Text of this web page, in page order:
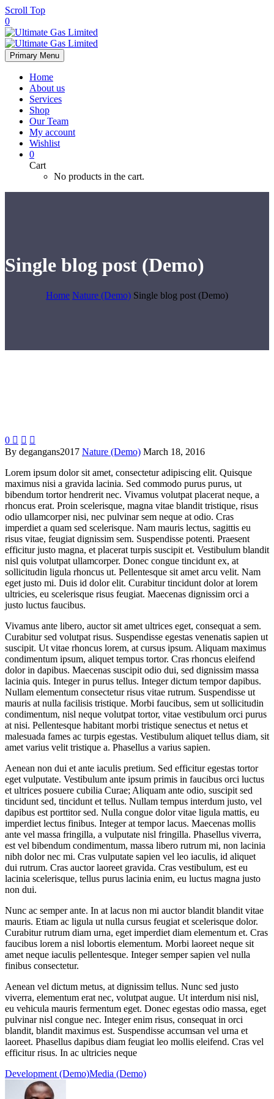
Scroll Top
0
Primary Menu
Home
About us
Services
Shop
Our Team
My account
Wishlist
0
Cart
No products in the cart.
Single blog post (Demo)
Home Nature (Demo) Single blog post (Demo)
0   
By degangans2017 Nature (Demo) March 18, 2016
Lorem ipsum dolor sit amet, consectetur adipiscing elit. Quisque
maximus nisi a gravida lacinia. Sed commodo purus purus, ut
bibendum tortor hendrerit nec. Vivamus volutpat placerat neque, a
rhoncus erat. Proin scelerisque, magna vitae blandit tristique, risus
odio ullamcorper nisi, nec pulvinar sem neque at odio. Cras
imperdiet a quam sed scelerisque. Nam mauris lectus, sagittis eu
risus vitae, feugiat dignissim sem. Suspendisse potenti. Praesent
efficitur justo magna, et placerat turpis suscipit et. Vestibulum blandit
nisl quis volutpat ullamcorper. Donec congue tincidunt ex, at
sollicitudin ligula rhoncus ut. Pellentesque sit amet arcu velit. Nam
eget justo mi. Duis id dolor elit. Curabitur tincidunt dolor at lorem
ultricies, eu scelerisque risus feugiat. Maecenas dignissim orci a
justo luctus faucibus.
Vivamus ante libero, auctor sit amet ultrices eget, consequat a sem.
Curabitur sed volutpat risus. Suspendisse egestas venenatis sapien ut
suscipit. Ut vitae rhoncus lorem, at cursus ipsum. Aliquam maximus
condimentum ipsum, aliquet tempus tortor. Cras rhoncus eleifend
dolor in dapibus. Maecenas suscipit odio dui, sed dignissim massa
lacinia quis. Integer in purus tellus. Integer dictum tempor dapibus.
Nullam elementum consectetur risus vitae rutrum. Suspendisse ut
mauris at nulla facilisis tristique. Morbi faucibus, sem ut sollicitudin
condimentum, nisl neque volutpat tortor, vitae vestibulum orci purus
at nisi. Pellentesque habitant morbi tristique senectus et netus et
malesuada fames ac turpis egestas. Vestibulum aliquet tellus diam, sit
amet varius velit tristique a. Phasellus a varius sapien.
Aenean non dui et ante iaculis pretium. Sed efficitur egestas tortor
eget vulputate. Vestibulum ante ipsum primis in faucibus orci luctus
et ultrices posuere cubilia Curae; Aliquam ante odio, suscipit sed
tincidunt sed, tincidunt et tellus. Nullam tempus interdum justo, vel
dapibus est porttitor sed. Nulla congue dolor vitae ligula mattis, eu
imperdiet lectus finibus. Integer at tempor lacus. Maecenas mollis
ante vel massa fringilla, a vulputate nisl fringilla. Phasellus viverra,
est vel bibendum condimentum, massa libero rutrum mi, non lacinia
nibh dolor nec mi. Cras vulputate sapien vel leo iaculis, id aliquet
dui rutrum. Cras auctor laoreet gravida. Cras vestibulum, est eu
lacinia scelerisque, tellus purus lacinia enim, eu luctus magna justo
non dui.
Nunc ac semper ante. In at lacus non mi auctor blandit blandit vitae
mauris. Etiam ac ligula ut nulla cursus feugiat et scelerisque dolor.
Curabitur rutrum diam urna, eget imperdiet diam elementum et. Cras
faucibus lorem a nisl lobortis elementum. Morbi laoreet neque sit
amet neque iaculis pellentesque. Integer semper sapien vel nulla
finibus consectetur.
Aenean vel dictum metus, at dignissim tellus. Nunc sed justo
viverra, elementum erat nec, volutpat augue. Ut interdum nisi nisl,
eu vehicula mauris fermentum eget. Donec egestas odio massa, eget
pulvinar nisl congue nec. Integer enim risus, consequat in orci
blandit, blandit maximus est. Suspendisse accumsan vel urna et
laoreet. Phasellus dapibus diam feugiat leo mollis eleifend. Cras vel
efficitur risus. In ac ultricies neque
Development (Demo)Media (Demo)